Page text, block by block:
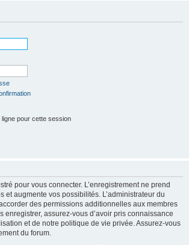
c
pour cette session
pour vous connecter. L’enregistrement ne prend
et augmente vos possibilités. L’administrateur du
des permissions additionnelles aux membres
enregistrer, assurez-vous d’avoir pris connaissance
et de notre politique de vie privée. Assurez-vous
du forum.